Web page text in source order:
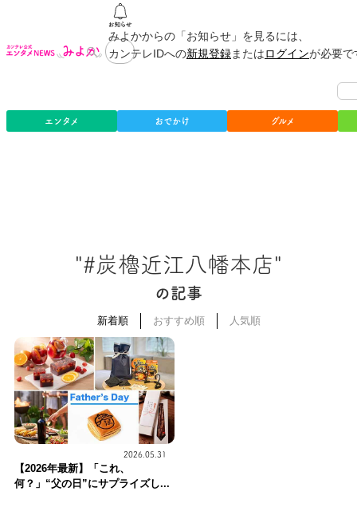
みよかからの「お知らせ」を見るには、
カンテレIDへの新規登録またはログインが必要
エンタメ おでかけ グルメ
"#炭櫓近江八幡本店"
の記事
新着順 おすすめ順 人気順
2026.05.31
【2026年最新】「これ、
何？」“父の日”にサプライズし...